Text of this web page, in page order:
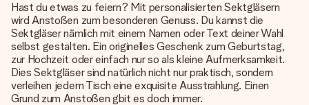
Hast du etwas zu feiern? Mit personalisierten Sektgläsern
wird Anstoßen zum besonderen Genuss. Du kannst die
Sektgläser nämlich mit einem Namen oder Text deiner Wahl
selbst gestalten. Ein originelles Geschenk zum Geburtstag,
zur Hochzeit oder einfach nur so als kleine Aufmerksamkeit.
Dies Sektgläser sind natürlich nicht nur praktisch, sondern
verleihen jedem Tisch eine exquisite Ausstrahlung. Einen
Grund zum Anstoßen gbit es doch immer.